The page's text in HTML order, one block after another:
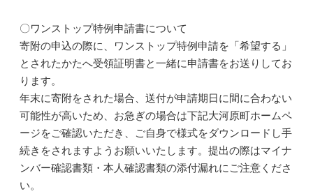
〇ワンストップ特例申請書について
寄附の申込の際に、ワンストップ特例申請を「希望する」
とされたかたへ受領証明書と一緒に申請書をお送りしてお
ります。
年末に寄附をされた場合、送付が申請期日に間に合わない
可能性が高いため、お急ぎの場合は下記大河原町ホームペ
ージをご確認いただき、ご自身で様式をダウンロードし手
続きをされますようお願いいたします。提出の際はマイナ
ンバー確認書類・本人確認書類の添付漏れにご注意くださ
い。